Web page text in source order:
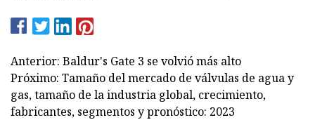
Anterior: Baldur's Gate 3 se volvió más alto
Próximo: Tamaño del mercado de válvulas de agua y
gas, tamaño de la industria global, crecimiento,
fabricantes, segmentos y pronóstico: 2023